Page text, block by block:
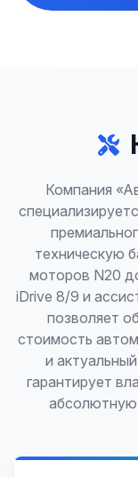
Компания
техническую
моторов N20
iDrive 8/9 и
позволяет
стоимость
и
гарантирует
абсолютную